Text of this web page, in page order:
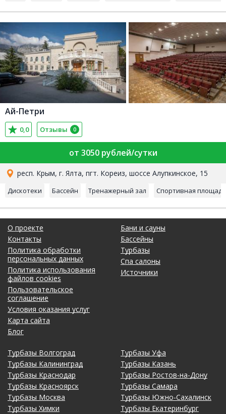
Ай-Петри
0,0 Отзывы 0
от 3050 рублей/сутки
респ. Крым, г. Ялта, пгт. Кореиз, шоссе Алупкинское, 15
Дискотеки Бассейн Тренажерный зал Спортивная
О проекте
Контакты
Политика обработки
персональных данных
Политика использования
файлов cookies
Пользовательское
соглашение
Условия оказания услуг
Карта сайта
Блог
Бани и сауны
Бассейны
Турбазы
Спа салоны
Источники
Турбазы Волгоград
Турбазы Калининград
Турбазы Краснодар
Турбазы Красноярск
Турбазы Москва
Турбазы Химки
Турбазы Уфа
Турбазы Казань
Турбазы Ростов-на-Дону
Турбазы Самара
Турбазы Южно-Сахалинск
Турбазы Екатеринбург